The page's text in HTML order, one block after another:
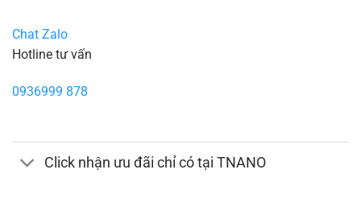
Chat Zalo
Hotline tư vấn
0936999 878
Click nhận ưu đãi chỉ có tại TNANO